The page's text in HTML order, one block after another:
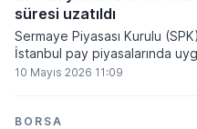
süresi uzatıldı
Sermaye Piyasası Kurulu
İstanbul pay piyasalarında
satış yasağı ile kredili
10 Mayıs 2026 11:09
BORSA